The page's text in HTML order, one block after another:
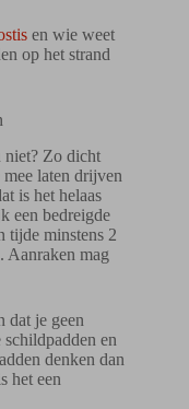
en wie weet
op het strand
niet? Zo dicht
laten drijven
is het helaas
een bedreigde
tijde minstens 2
Aanraken mag
dat je geen
en
denken dan
het een